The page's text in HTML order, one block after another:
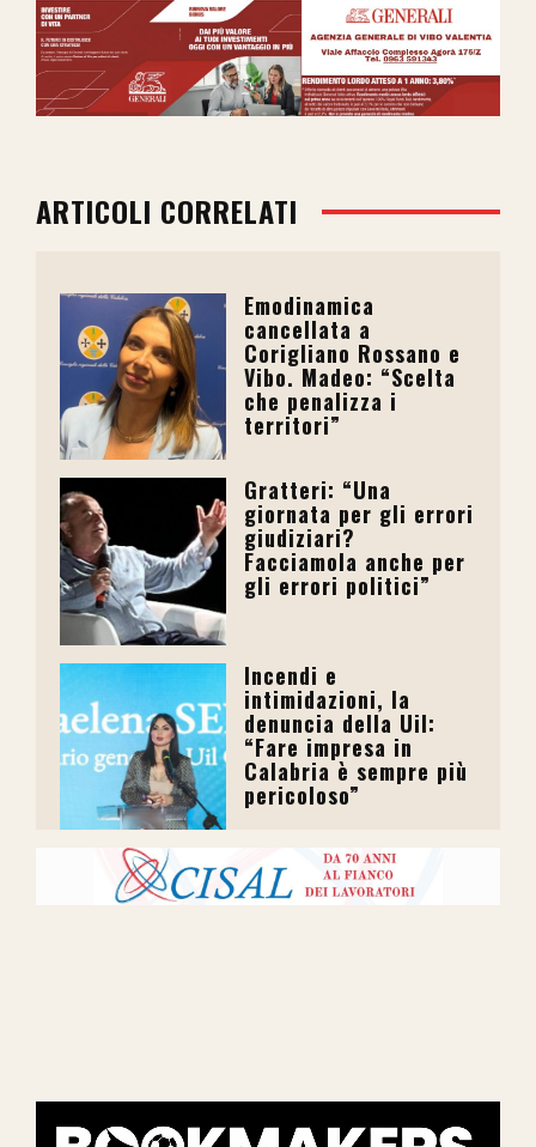
ARTICOLI CORRELATI
Emodinamica
cancellata a
Corigliano Rossano e
Vibo. Madeo: “Scelta
che penalizza i
territori”
Gratteri: “Una
giornata per gli errori
giudiziari?
Facciamola anche per
gli errori politici”
Incendi e
intimidazioni, la
denuncia della Uil:
“Fare impresa in
Calabria è sempre più
pericoloso”